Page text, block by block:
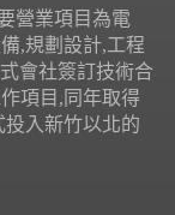
營業項目為電
,規劃設計,工程
會社簽訂技術合
項目,同年取得
入新竹以北的